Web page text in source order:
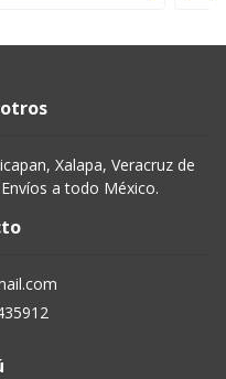
Xalapa, Veracruz de
a todo México.